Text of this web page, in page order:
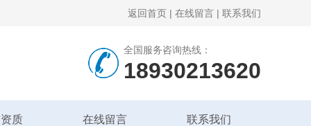
返回首页 | 在线留言 | 联系我们
全国服务咨询热线：
18930213620
质 在线留言 联系我们